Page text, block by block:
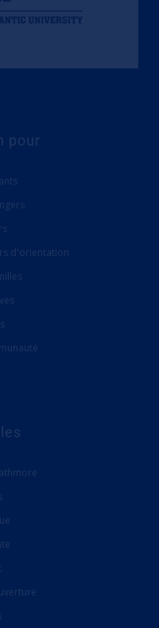
pour
d'orientation